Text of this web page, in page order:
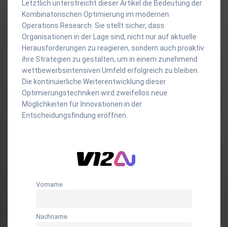
Letztlich unterstreicht dieser Artikel die Bedeutung der
Kombinatorischen Optimierung im modernen
Operations Research. Sie stellt sicher, dass
Organisationen in der Lage sind, nicht nur auf aktuelle
Herausforderungen zu reagieren, sondern auch proaktiv
ihre Strategien zu gestalten, um in einem zunehmend
wettbewerbsintensiven Umfeld erfolgreich zu bleiben.
Die kontinuierliche Weiterentwicklung dieser
Optimierungstechniken wird zweifellos neue
Möglichkeiten für Innovationen in der
Entscheidungsfindung eröffnen.
Vorname
Nachname